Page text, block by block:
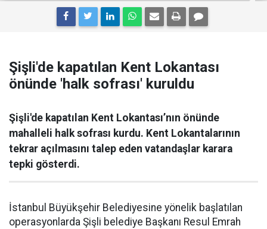
Şişli'de kapatılan Kent Lokantası
önünde 'halk sofrası' kuruldu
Şişli'de kapatılan Kent Lokantası’nın önünde
mahalleli halk sofrası kurdu. Kent Lokantalarının
tekrar açılmasını talep eden vatandaşlar karara
tepki gösterdi.
İstanbul Büyükşehir Belediyesine yönelik başlatılan
operasyonlarda Şişli belediye Başkanı Resul Emrah